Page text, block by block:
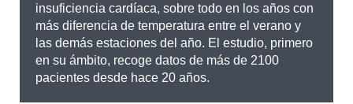
insuficiencia cardíaca, sobre todo en los años con
más diferencia de temperatura entre el verano y
las demás estaciones del año. El estudio, primero
en su ámbito, recoge datos de más de 2100
pacientes desde hace 20 años.